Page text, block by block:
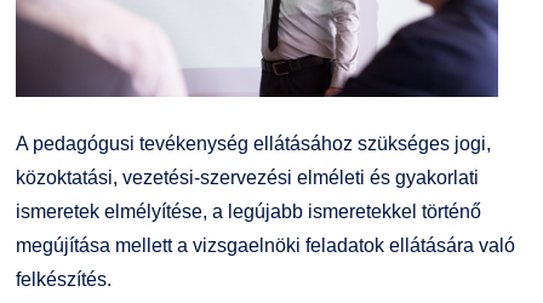
A pedagógusi tevékenység ellátásához szükséges jogi,
közoktatási, vezetési-szervezési elméleti és gyakorlati
ismeretek elmélyítése, a legújabb ismeretekkel történő
megújítása mellett a vizsgaelnöki feladatok ellátására való
felkészítés.